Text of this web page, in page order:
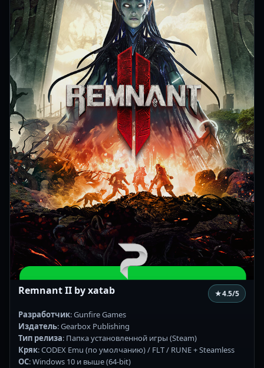
Remnant II by xatab ★4.5/5
Разработчик: Gunfire Games
Издатель: Gearbox Publishing
Тип релиза: Папка установленной игры (Steam)
Кряк: CODEX Emu (по умолчанию) / FLT / RUNE + Steamless
ОС: Windows 10 и выше (64-bit)